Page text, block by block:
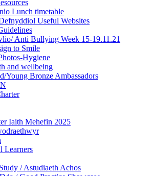
Lunch timetable
Useful Websites
Anti Bullying Week 15-19.11.21
to Smile
Hygiene
and wellbeing
Young Bronze Ambassadors
Iaith Mehefin 2025
Learners
/ Astudiaeth Achos